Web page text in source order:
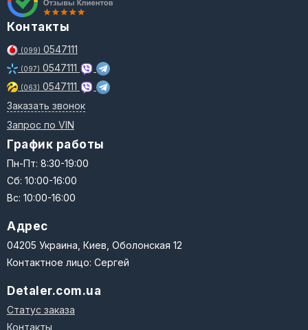
Контакты
(099) 0547111
(097) 0547111
(063) 0547111
Заказать звонок
Запрос по VIN
График работы
Пн-Пт: 8:30-19:00
Сб: 10:00-16:00
Вс: 10:00-16:00
Адрес
04205 Украина, Киев, Оболонская 12
Контактное лицо: Сергей
Detaler.com.ua
Статус заказа
Контакты